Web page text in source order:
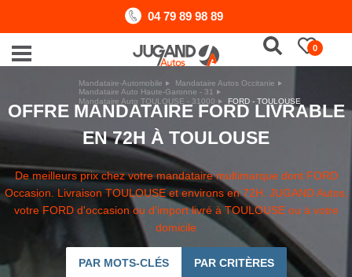
04 79 89 98 89
0
Mandataire-Automobile
Mandataire Autos Occitanie
Mandataire Auto Haute-Garonne - 31
Mandataire Auto TOULOUSE - 31000
FORD - TOULOUSE
OFFRE MANDATAIRE FORD LIVRABLE
EN 72H À TOULOUSE
De meilleurs prix chez votre mandataire multimarque dont FORD
Occasion. Livraison TOULOUSE et environs en 72H. JUGAND Autos,
votre FORD d'occasion ou d'import livré à TOULOUSE ou à votre
domicile
PAR MOTS-CLÉS PAR CRITÈRES